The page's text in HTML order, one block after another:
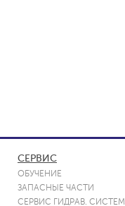
СЕРВИС
ОБУЧЕНИЕ
ЗАПАСНЫЕ ЧАСТИ
СЕРВИС ГИДРАВ. СИСТЕМ